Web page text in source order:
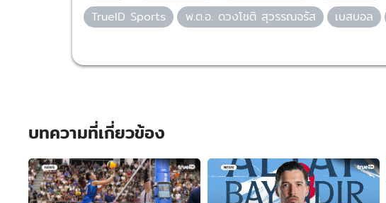
TrueID Sports
พ.ต.อ. ดวงโชติ สุวรรณจรัส เบสบอล
บทความที่เกี่ยวข้อง